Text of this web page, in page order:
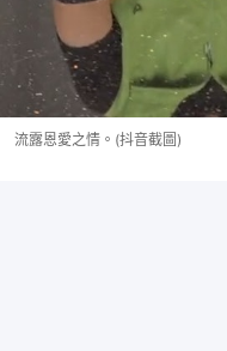
流露恩愛之情。(抖音截圖)